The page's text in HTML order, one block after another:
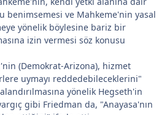
benimsemesi ve Mahkeme'nin yasal
yönelik böylesine bariz bir
izin vermesi söz konusu
(Demokrat-Arizona), hizmet
uymayı reddedebileceklerini"
yönelik Hegseth'in
gibi Friedman da, "Anayasa'nın